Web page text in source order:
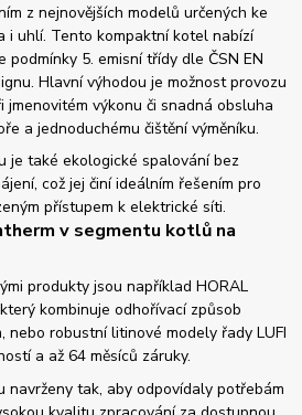
z nejnovějších modelů určených ke
i uhlí. Tento kompaktní kotel nabízí
5. emisní třídy dle ČSN EN
Hlavní výhodou je možnost provozu
jmenovitém výkonu či snadná obsluha
a jednoduchému čištění výměníku.
je také ekologické spalování bez
což jej činí ideálním řešením pro
přístupem k elektrické síti.
v segmentu kotlů na
produkty jsou například HORAL
kombinuje odhořívací způsob
nebo robustní litinové modely řady LUFI
a až 64 měsíců záruky.
navrženy tak, aby odpovídaly potřebám